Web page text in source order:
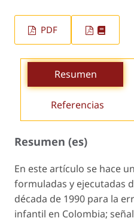
PDF
Resumen
Referencias
Resumen (es)
En este artículo se hace
formuladas y ejecutadas
década de 1990 para la
infantil en Colombia;